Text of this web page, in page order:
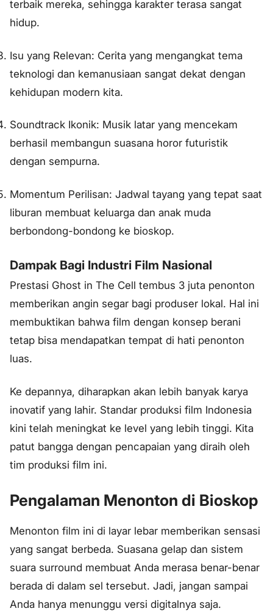
terbaik mereka, sehingga karakter terasa sangat
hidup.
Isu yang Relevan: Cerita yang mengangkat tema
teknologi dan kemanusiaan sangat dekat dengan
kehidupan modern kita.
Soundtrack Ikonik: Musik latar yang mencekam
berhasil membangun suasana horor futuristik
dengan sempurna.
Momentum Perilisan: Jadwal tayang yang tepat saat
liburan membuat keluarga dan anak muda
berbondong-bondong ke bioskop.
Dampak Bagi Industri Film Nasional
Prestasi Ghost in The Cell tembus 3 juta penonton
memberikan angin segar bagi produser lokal. Hal ini
membuktikan bahwa film dengan konsep berani
tetap bisa mendapatkan tempat di hati penonton
luas.
Ke depannya, diharapkan akan lebih banyak karya
inovatif yang lahir. Standar produksi film Indonesia
kini telah meningkat ke level yang lebih tinggi. Kita
patut bangga dengan pencapaian yang diraih oleh
tim produksi film ini.
Pengalaman Menonton di Bioskop
Menonton film ini di layar lebar memberikan sensasi
yang sangat berbeda. Suasana gelap dan sistem
suara surround membuat Anda merasa benar-benar
berada di dalam sel tersebut. Jadi, jangan sampai
Anda hanya menunggu versi digitalnya saja.